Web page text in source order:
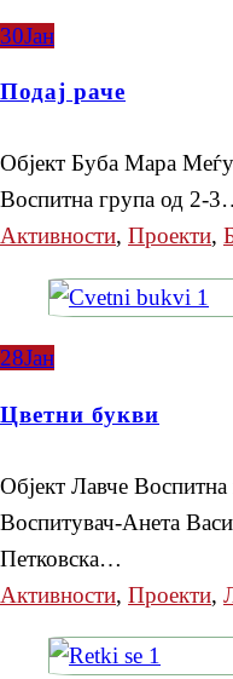
30Јан
Подај раче
Објект Буба Мара
Воспитна група од 2-
Активности, Проекти,
28Јан
Цветни букви
Објект Лавче
Воспитувач-Анета
Петковска…
Активности, Проекти,